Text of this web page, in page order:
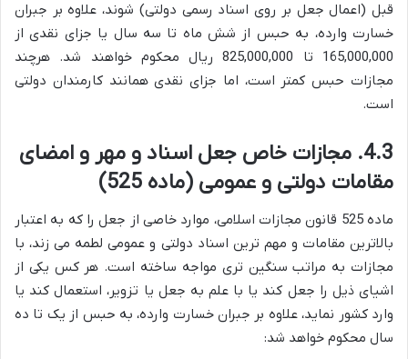
قبل (اعمال جعل بر روی اسناد رسمی دولتی) شوند، علاوه بر جبران
خسارت وارده، به حبس از شش ماه تا سه سال یا جزای نقدی از
165,000,000 تا 825,000,000 ریال محکوم خواهند شد. هرچند
مجازات حبس کمتر است، اما جزای نقدی همانند کارمندان دولتی
است.
4.3. مجازات خاص جعل اسناد و مهر و امضای
مقامات دولتی و عمومی (ماده 525)
ماده 525 قانون مجازات اسلامی، موارد خاصی از جعل را که به اعتبار
بالاترین مقامات و مهم ترین اسناد دولتی و عمومی لطمه می زند، با
مجازات به مراتب سنگین تری مواجه ساخته است. هر کس یکی از
اشیای ذیل را جعل کند یا با علم به جعل یا تزویر، استعمال کند یا
وارد کشور نماید، علاوه بر جبران خسارت وارده، به حبس از یک تا ده
سال محکوم خواهد شد: